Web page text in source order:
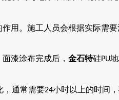
用。施工人员会根据实际需
漆涂布完成后， 金石特硅PU
，通常需要24小时以上的时间